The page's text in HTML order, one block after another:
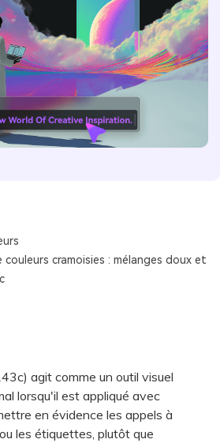
cramoisies : mélanges doux et
agit comme un outil visuel
lorsqu'il est appliqué avec
en évidence les appels à
les étiquettes, plutôt que